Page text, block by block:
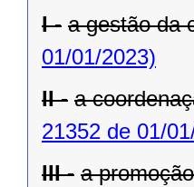
I - a gestão da
01/01/2023)
II - a
21352 de 01/
III - a